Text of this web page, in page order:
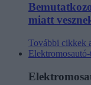
miatt
További cikkek